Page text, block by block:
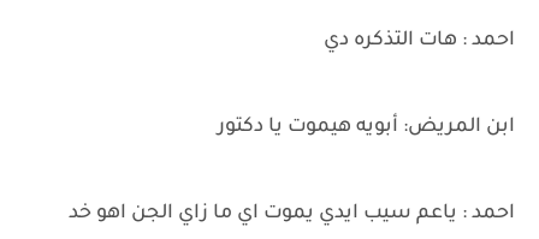
احمد : هات التذكره دي
ابن المريض: أبويه هيموت يا دكتور
احمد : ياعم سيب ايدي يموت اي ما زاي الجن اهو خد